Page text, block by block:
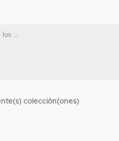
los ...
colección(ones)